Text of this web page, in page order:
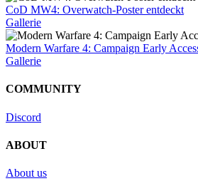
CoD MW4: Overwatch-Poster entdeckt
Gallerie
Modern Warfare 4: Campaign Early
Gallerie
COMMUNITY
Discord
ABOUT
About us